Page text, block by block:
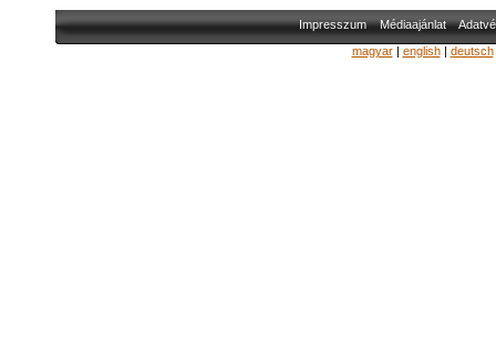
Impresszum Médiaajánlat
magyar| english| deutsch